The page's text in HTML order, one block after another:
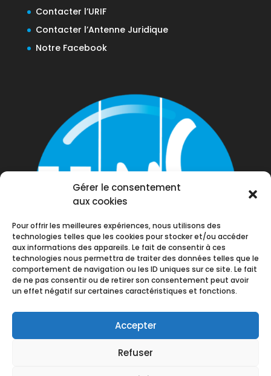
Gérer le consentement
aux cookies
Pour offrir les meilleures expériences, nous utilisons des
technologies telles que les cookies pour stocker et/ou accéder
aux informations des appareils. Le fait de consentir à ces
technologies nous permettra de traiter des données telles que le
comportement de navigation ou les ID uniques sur ce site. Le fait
de ne pas consentir ou de retirer son consentement peut avoir
un effet négatif sur certaines caractéristiques et fonctions.
Accepter
Refuser
Contacter l’URIF
Contacter l’Antenne Juridique
Notre Facebook